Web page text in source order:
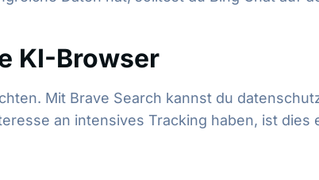
KI-Browser
Mit Brave Search kannst du
an intensives Tracking haben, ist dies